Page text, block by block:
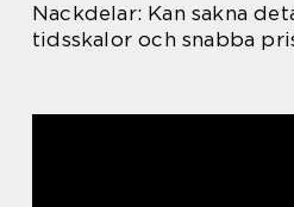
Nackdelar: Kan sakna
tidsskalor och snabba